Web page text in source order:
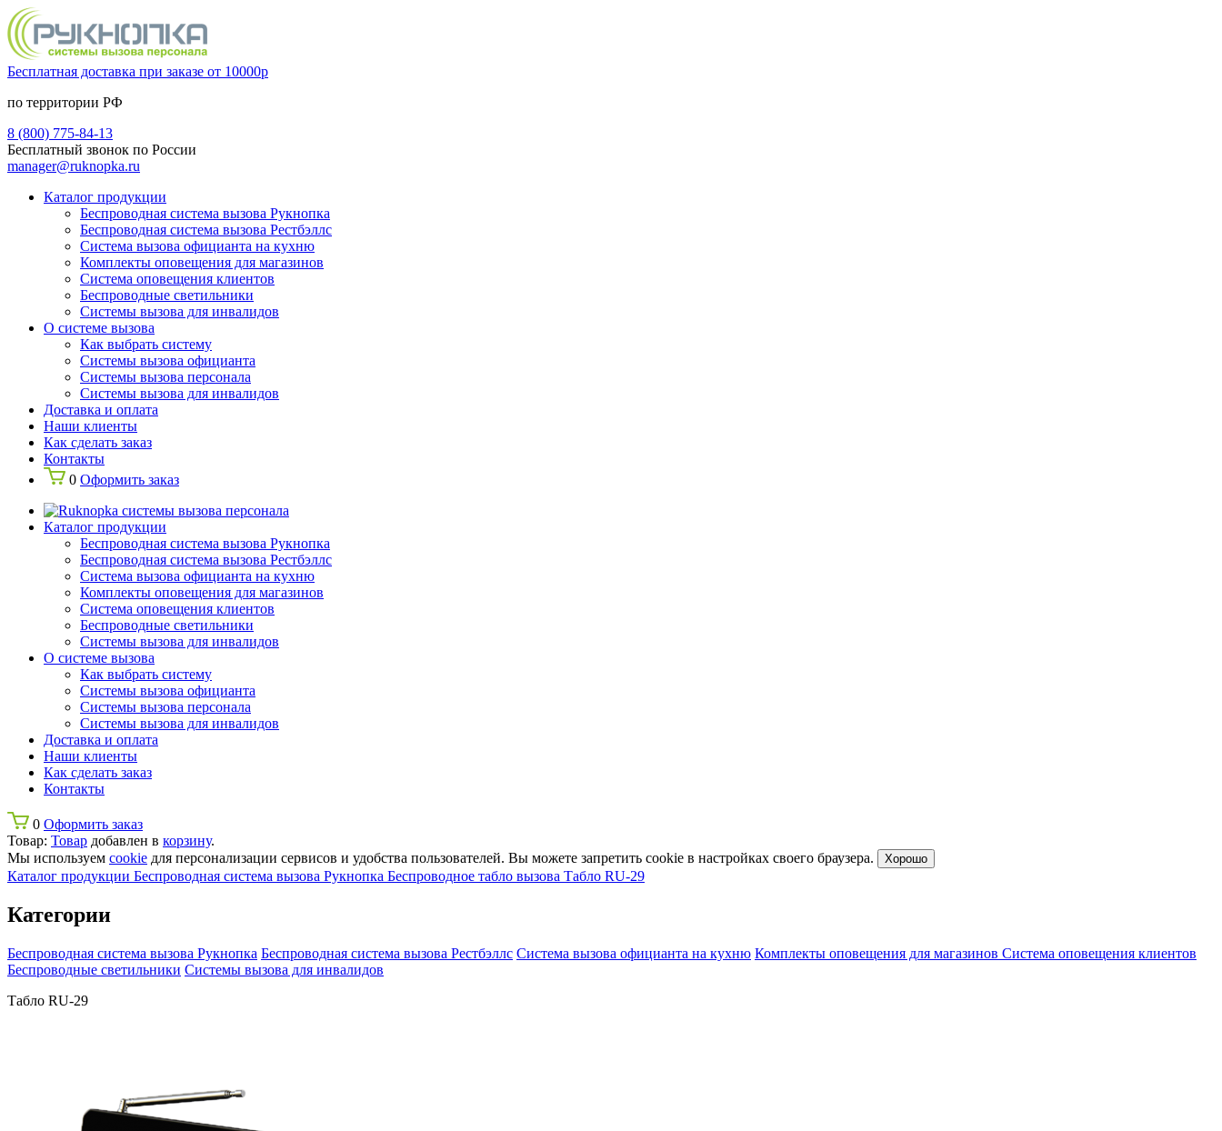
Бесплатная доставка при заказе от 10000р
по территории РФ
8 (800) 775-84-13
Бесплатный звонок по России
manager@ruknopka.ru
Каталог продукции
Беспроводная система вызова Рукнопка
Беспроводная система вызова Рестбэллс
Система вызова официанта на кухню
Комплекты оповещения для магазинов
Система оповещения клиентов
Беспроводные светильники
Системы вызова для инвалидов
О системе вызова
Как выбрать систему
Системы вызова официанта
Системы вызова персонала
Системы вызова для инвалидов
Доставка и оплата
Наши клиенты
Как сделать заказ
Контакты
0 Оформить заказ
Каталог продукции
Беспроводная система вызова Рукнопка
Беспроводная система вызова Рестбэллс
Система вызова официанта на кухню
Комплекты оповещения для магазинов
Система оповещения клиентов
Беспроводные светильники
Системы вызова для инвалидов
О системе вызова
Как выбрать систему
Системы вызова официанта
Системы вызова персонала
Системы вызова для инвалидов
Доставка и оплата
Наши клиенты
Как сделать заказ
Контакты
0 Оформить заказ
Товар: Товар добавлен в корзину.
Мы используем cookie для персонализации сервисов и удобства пользователей. Вы можете запретить cookie в настройках своего браузера. Хорошо
Каталог продукции Беспроводная система вызова Рукнопка Беспроводное табло вызова Табло RU-29
Категории
Беспроводная система вызова Рукнопка Беспроводная система вызова Рестбэллс Система вызова официанта на кухню Комплекты оповещения для магазинов Система оповещения клиентов
Беспроводные светильники Системы вызова для инвалидов
Табло RU-29